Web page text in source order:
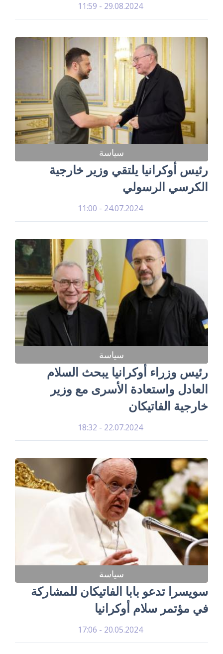
29.08.2024 - 11:59
سياسة
رئيس أوكرانيا يلتقي وزير خارجية
الكرسي الرسولي
24.07.2024 - 11:00
سياسة
رئيس وزراء أوكرانيا يبحث السلام
العادل واستعادة الأسرى مع وزير
خارجية الفاتيكان
22.07.2024 - 18:32
سياسة
سويسرا تدعو بابا الفاتيكان للمشاركة
في مؤتمر سلام أوكرانيا
20.05.2024 - 17:06